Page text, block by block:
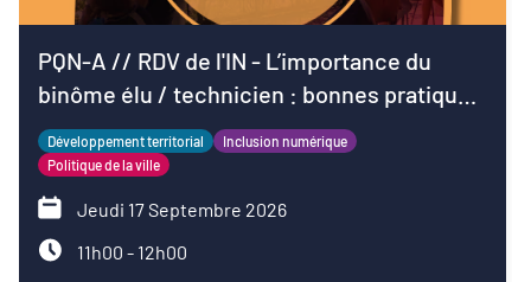
PQN-A // RDV de l'IN - L’importance du
binôme élu / technicien : bonnes pratiques
pour démarrer le mandat
Développement territorial
Inclusion numérique
Politique de la ville
Jeudi 17 Septembre 2026
11h00 - 12h00